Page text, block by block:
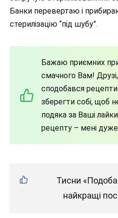
Банки перевертаю і
стерилізацію “під шубу”.
Бажаю приємних
смачного Вам!
сподобався
зберегти собі, щоб
подяка за Ваші
рецепту – мені
Тисни
найкращі